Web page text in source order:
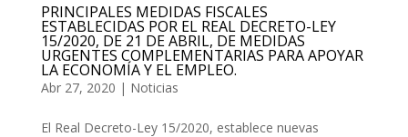
PRINCIPALES MEDIDAS FISCALES
ESTABLECIDAS POR EL REAL DECRETO-LEY
15/2020, DE 21 DE ABRIL, DE MEDIDAS
URGENTES COMPLEMENTARIAS PARA APOYAR
LA ECONOMÍA Y EL EMPLEO.
Abr 27, 2020 | Noticias
El Real Decreto-Ley 15/2020, establece nuevas